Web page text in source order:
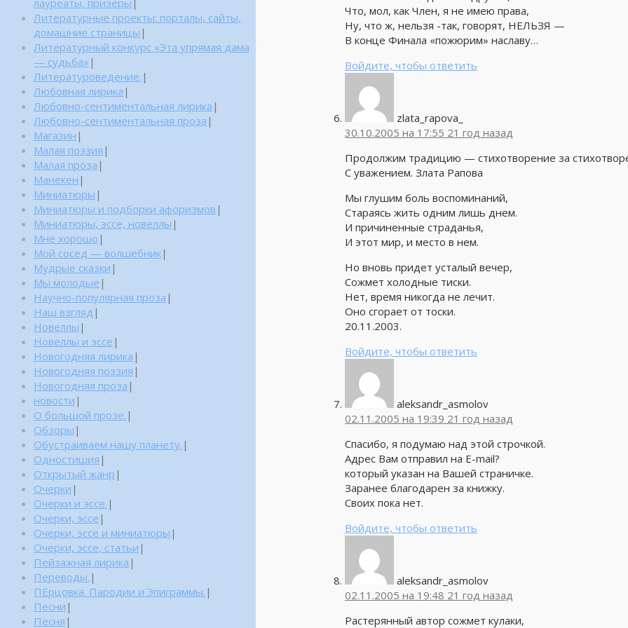
Что, мол, как Член, я не имею права,
Ну, что ж, нельзя -так, говорят, НЕЛЬЗЯ —
В конце Финала «пожюрим» наславу…
Войдите, чтобы ответить
zlata_rapova_
30.10.2005 на 17:55 21 год назад
Продолжим традицию — стихотворение за
С уважением. Злата Рапова
Мы глушим боль воспоминаний,
Стараясь жить одним лишь днем.
И причиненные страданья,
И этот мир, и место в нем.
Но вновь придет усталый вечер,
Сожмет холодные тиски.
Нет, время никогда не лечит.
Оно сгорает от тоски.
20.11.2003.
Войдите, чтобы ответить
aleksandr_asmolov
02.11.2005 на 19:39 21 год назад
Спасибо, я подумаю над этой строчкой.
Адрес Вам отправил на E-mail?
который указан на Вашей страничке.
Заранее благодарен за книжку.
Своих пока нет.
Войдите, чтобы ответить
aleksandr_asmolov
02.11.2005 на 19:48 21 год назад
Растерянный автор сожмет кулаки,
Литературные проекты: порталы, сайты,
домашние страницы |
Литературный конкурс «Эта упрямая дама
— судьба» |
Литературоведение. |
Любовная лирика |
Любовно-сентиментальная лирика |
Любовно-сентиментальная проза |
Магазин |
Малая поэзия |
Малая проза |
Манекен |
Миниатюры |
Миниатюры и подборки афоризмов |
Миниатюры, эссе, новеллы |
Мне хорошо |
Мой сосед — волшебник|
Мудрые сказки |
Мы молодые |
Научно-популярная проза |
Наш взгляд |
Новеллы |
Новеллы и эссе |
Новогодняя лирика |
Новогодняя поэзия |
Новогодняя проза |
новости |
О большой прозе. |
Обзоры |
Обустраиваем нашу планету. |
Одностишия |
Открытый жанр |
Очерки |
Очерки и эссе. |
Очерки, эссе |
Очерки, эссе и миниатюры |
Очерки, эссе, статьи |
Пейзажная лирика |
Переводы. |
ПЕрцовка. Пародии и Эпиграммы. |
Песни |
Песня |